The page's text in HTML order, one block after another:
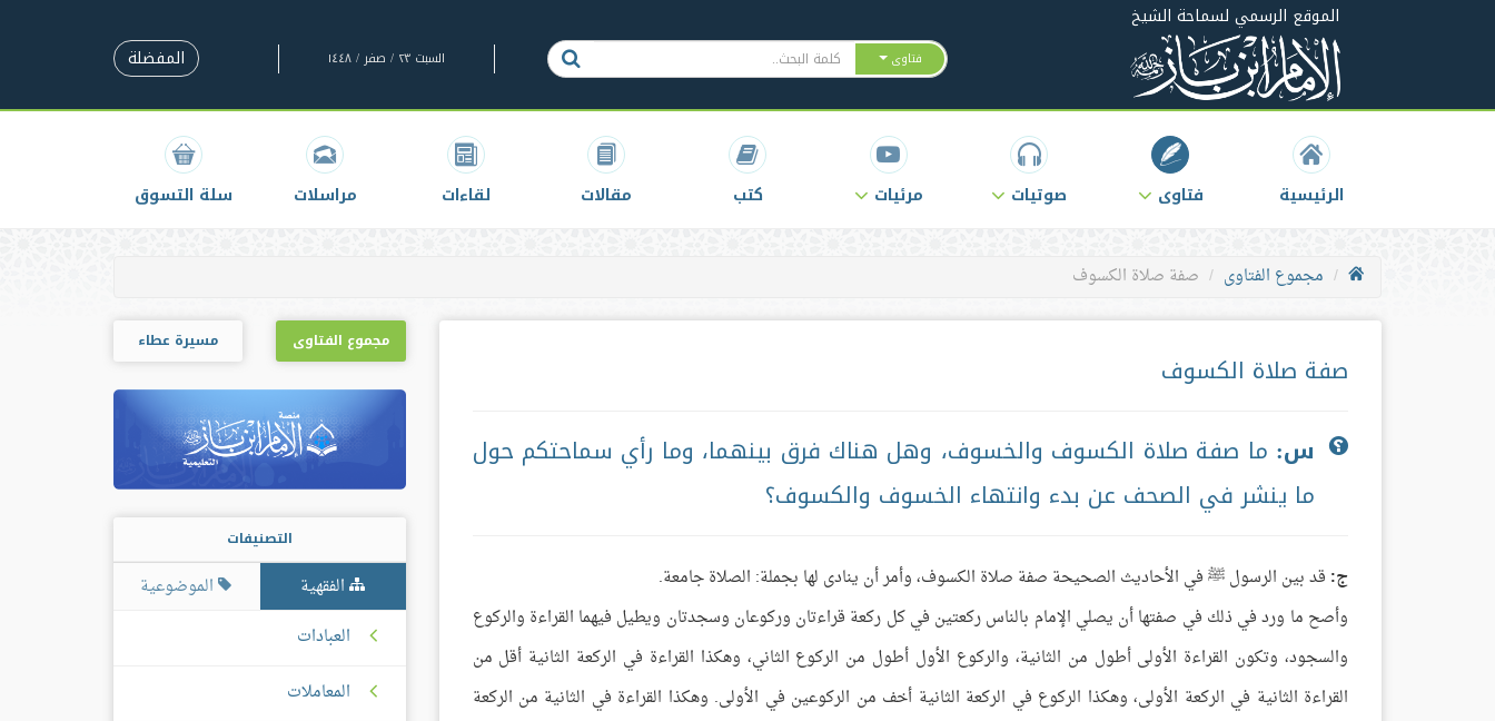
الموقع الرسمي لسماحة الشيخ
فتاوى السبت ٢٣ / صفر / ١٤٤٨ المفضلة
الرئيسية فتاوى صوتيات مرئيات كتب مقالات لقاءات مراسلات سلة التسوق
مجموع الفتاوى صفة صلاة الكسوف
صفة صلاة الكسوف
س: ما صفة صلاة الكسوف والخسوف، وهل هناك فرق بينهما، وما رأي سماحتكم حول
ما ينشر في الصحف عن بدء وانتهاء الخسوف والكسوف؟
ج: قد بين الرسول ﷺ في الأحاديث الصحيحة صفة صلاة الكسوف، وأمر أن ينادى لها بجملة: الصلاة جامعة.
وأصح ما ورد في ذلك في صفتها أن يصلي الإمام بالناس ركعتين في كل ركعة قراءتان وركوعان وسجدتان ويطيل فيهما القراءة والركوع
والسجود، وتكون القراءة الأولى أطول من الثانية، والركوع الأول أطول من الركوع الثاني، وهكذا القراءة في الركعة الثانية أقل من
القراءة الثانية في الركعة الأولى، وهكذا الركوع في الركعة الثانية أخف من الركوعين في الأولى. وهكذا القراءة في الثانية من الركعة
مجموع الفتاوى مسيرة عطاء
التصنيفات
الفقهية
الموضوعية
العبادات
المعاملات